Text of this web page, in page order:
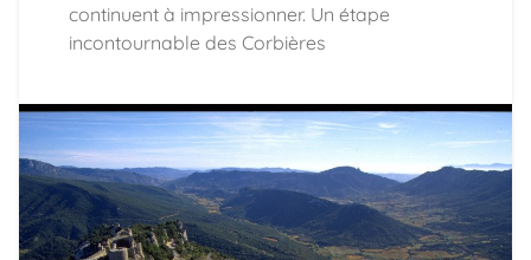
continuent à impressionner. Un étape
incontournable des Corbières